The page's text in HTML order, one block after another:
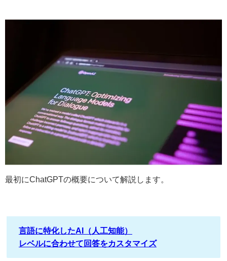
最初にChatGPTの概要について解説します。
言語に特化したAI（人工知能）
レベルに合わせて回答をカスタマイズ